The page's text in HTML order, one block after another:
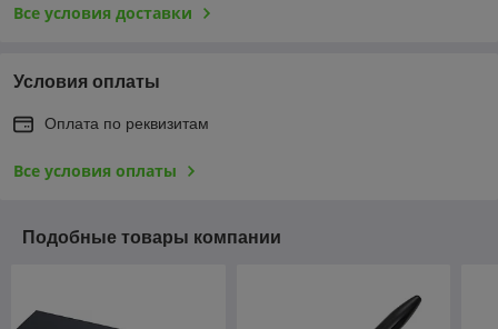
Все условия доставки
Условия оплаты
Оплата по реквизитам
Все условия оплаты
Подобные товары компании